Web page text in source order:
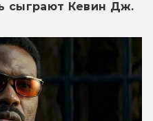
сыграют Кевин Дж.